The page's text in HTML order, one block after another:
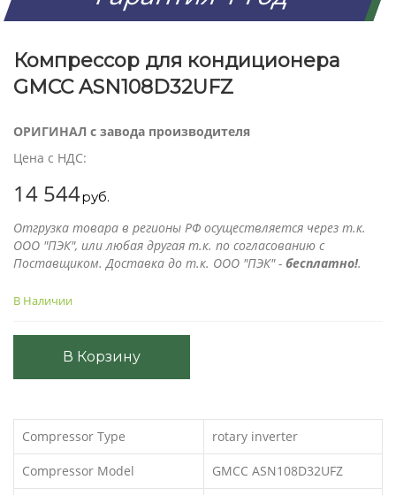
Компрессор для кондиционера
GMCC ASN108D32UFZ
ОРИГИНАЛ с завода производителя
Цена с НДС:
14 544руб.
Отгрузка товара в регионы РФ осуществляется через т.к.
ООО "ПЭК", или любая другая т.к. по согласованию с
Поставщиком. Доставка до т.к. ООО "ПЭК" - бесплатно!.
В Наличии
В Корзину
Compressor Type rotary inverter
Compressor Model GMCC ASN108D32UFZ